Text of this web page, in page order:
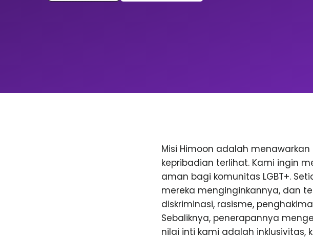
Misi Himoon adalah
kepribadian terlihat. Kami ingin
aman bagi komunitas LGBT+.
mereka menginginkannya, dan
diskriminasi, rasisme,
Sebaliknya, penerapannya
nilai inti kami adalah inklusivitas,